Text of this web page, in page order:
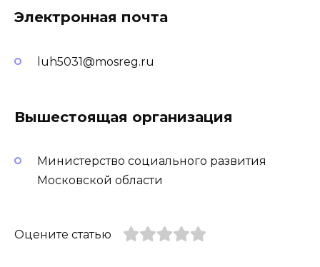
Электронная почта
luh5031@mosreg.ru
Вышестоящая организация
Министерство социального развития
Московской области
Оцените статью